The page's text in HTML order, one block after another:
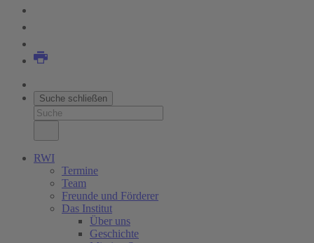
Suche schließen
RWI
Termine
Team
Freunde und Förderer
Das Institut
Über uns
Geschichte